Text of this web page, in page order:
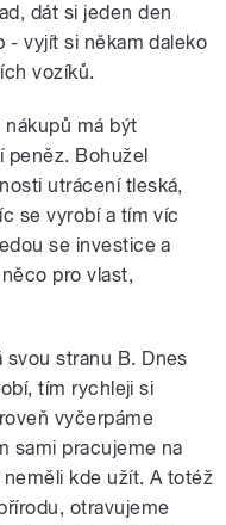
dát si jeden den
- vyjít si někam daleko
vozíků.
má být
peněz. Bohužel
utrácení tleská,
se vyrobí a tím víc
se investice a
pro vlast,
stranu B. Dnes
tím rychleji si
vyčerpáme
sami pracujeme na
kde užít. A totéž
otravujeme